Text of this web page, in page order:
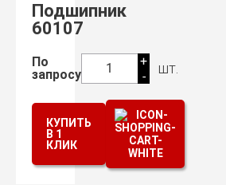
Подшипник
60107
По
запросу
1
+
-
шт.
КУПИТЬ
В 1
КЛИК